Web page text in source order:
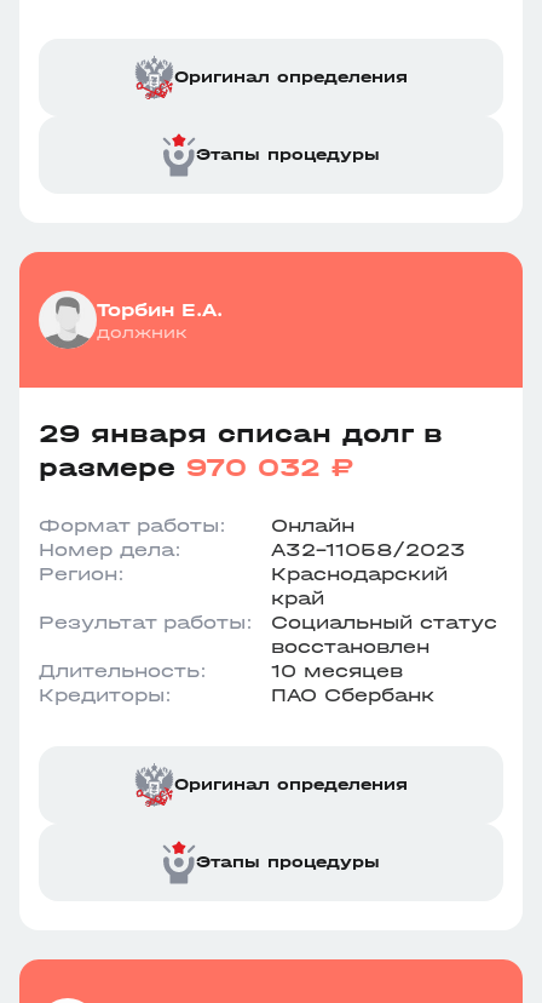
Оригинал определения
Этапы процедуры
Торбин Е.А.
должник
29 января списан долг в
размере 970 032 ₽
Формат работы:
Онлайн
Номер дела:
А32-11058/2023
Регион:
Краснодарский
край
Результат работы:
Социальный статус
восстановлен
Длительность:
10 месяцев
Кредиторы:
ПАО Сбербанк
Оригинал определения
Этапы процедуры